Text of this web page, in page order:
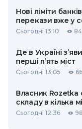
Нові ліміти
перекази вже у
Сьогодні 13:10 84
Де в Україні
перші п’ять міст
Сьогодні 13:05 66
Власник Rozetka
складу в кілька
Сьогодні 12:36 98